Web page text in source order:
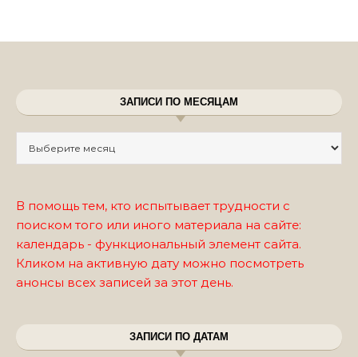
ЗАПИСИ ПО МЕСЯЦАМ
В помощь тем, кто испытывает трудности с
поиском того или иного материала на сайте:
календарь - функциональный элемент сайта.
Кликом на активную дату можно посмотреть
анонсы всех записей за этот день.
ЗАПИСИ ПО ДАТАМ